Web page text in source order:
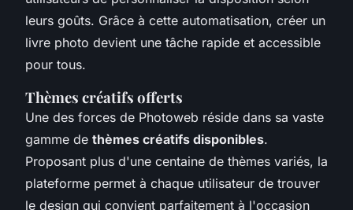
leurs goûts. Grâce à cette automatisation, créer un
livre photo devient une tâche rapide et accessible
pour tous.
Thèmes créatifs offerts
Une des forces de Photoweb réside dans sa vaste
gamme de thèmes créatifs disponibles.
Proposant plus d'une centaine de thèmes variés, la
plateforme permet à chaque utilisateur de trouver
le design qui convient parfaitement à l'occasion